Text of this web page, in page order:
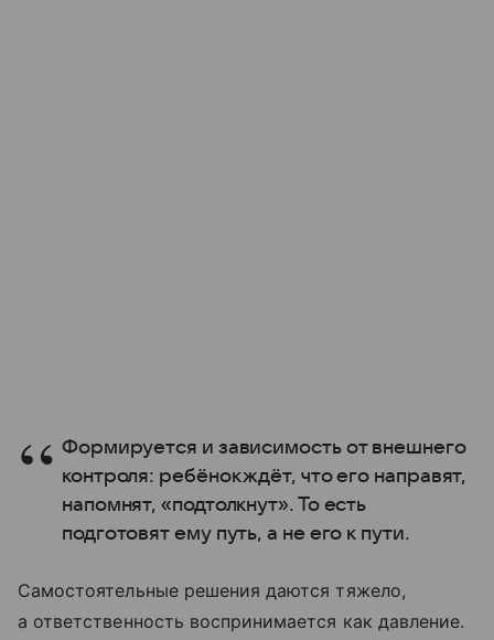
Формируется и зависимость от внешнего
контроля: ребёнок ждёт, что его направят,
напомнят, «подтолкнут». То есть
подготовят ему путь, а не его к пути.
Самостоятельные решения даются тяжело,
а ответственность воспринимается как давление.